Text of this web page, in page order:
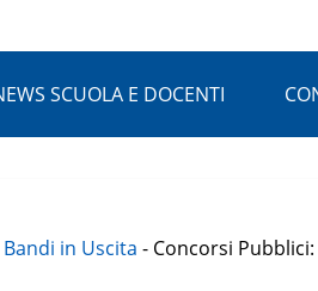
SCUOLA E DOCENTI
in Uscita - Concorsi